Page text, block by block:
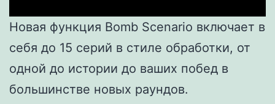
Новая функция Bomb Scenario включает в
себя до 15 серий в стиле обработки, от
одной до истории до ваших побед в
большинстве новых раундов.